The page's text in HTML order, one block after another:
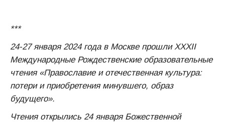
***
24-27 января 2024 года в Москве прошли XXХII
Международные Рождественские образовательные
чтения «Православие и отечественная культура:
потери и приобретения минувшего, образ
будущего».
Чтения открылись 24 января Божественной